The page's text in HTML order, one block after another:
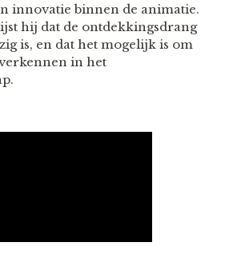
innovatie binnen de animatie.
hij dat de ontdekkingsdrang
is, en dat het mogelijk is om
in het